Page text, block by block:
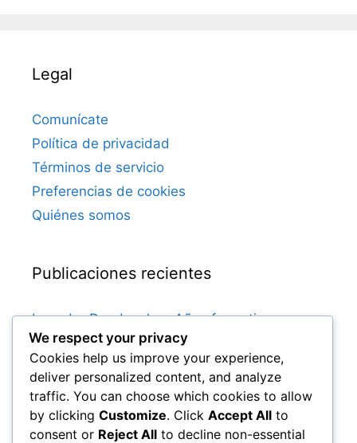
Legal
Comunícate
Política de privacidad
Términos de servicio
Preferencias de cookies
Quiénes somos
Publicaciones recientes
Leander Dendoncker: Años formativos,
Influencia familiar, Inicio de carrera
Dries Mertens: Años formativos, Inicios en el
club, Vida familiar
Leander Dendoncker: Momentos clave,
Éxitos en el club, Apariciones internacionales
We respect your privacy
Cookies help us improve your experience,
deliver personalized content, and analyze
traffic. You can choose which cookies to allow
by clicking Customize. Click Accept All to
consent or Reject All to decline non-essential